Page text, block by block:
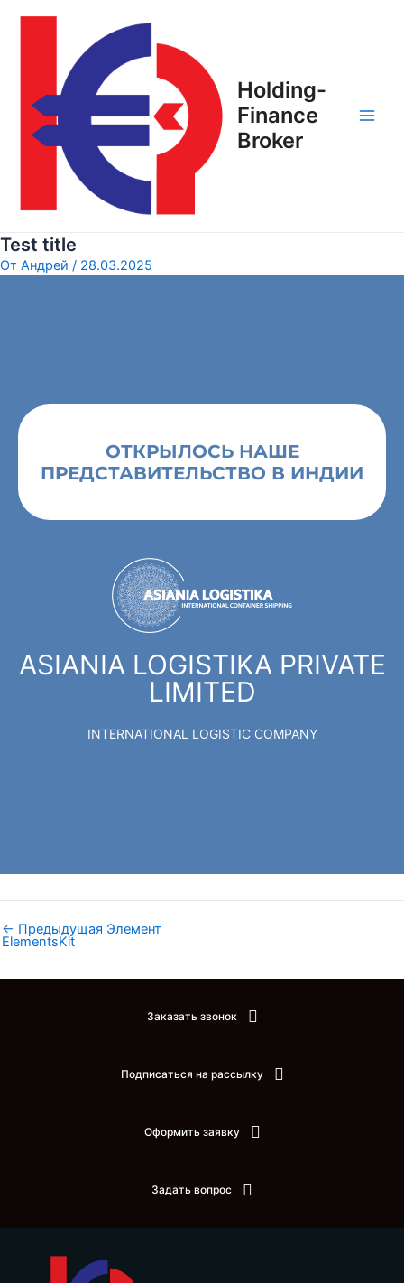
содержимому
Holding-
Finance
Broker
Test title
От Андрей / 28.03.2025
ОТКРЫЛОСЬ НАШЕ
ПРЕДСТАВИТЕЛЬСТВО В ИНДИИ
ASIANIA LOGISTIKA PRIVATE
LIMITED
INTERNATIONAL LOGISTIC COMPANY
← Предыдущая Элемент
ElementsKit
Заказать звонок
Подписаться на рассылку
Оформить заявку
Задать вопрос